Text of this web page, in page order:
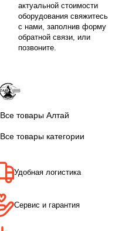
актуальной стоимости
оборудования свяжитесь
с нами, заполнив форму
обратной связи, или
позвоните.
Все товары Алтай
Все товары категории
Удобная логистика
Сервис и гарантия